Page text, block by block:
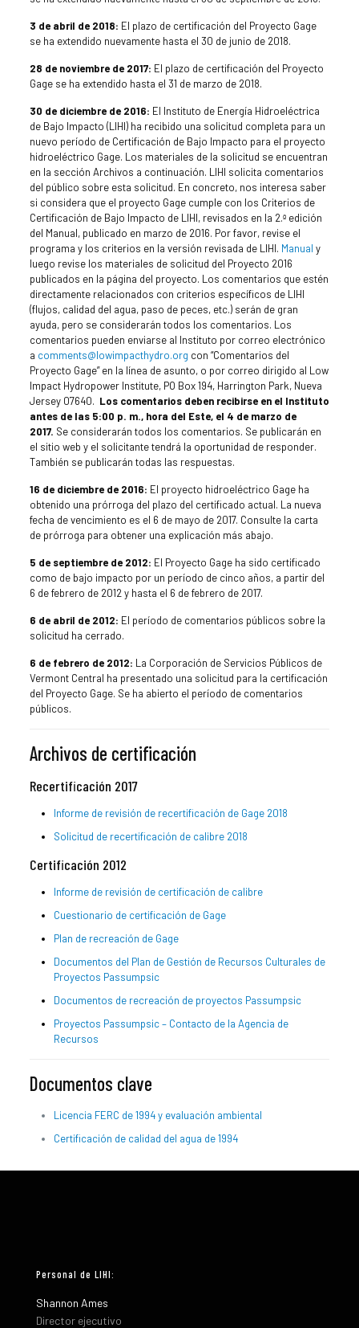
3 de abril de 2018: El plazo de certificación del Proyecto Gage
se ha extendido nuevamente hasta el 30 de junio de 2018.
28 de noviembre de 2017: El plazo de certificación del Proyecto
Gage se ha extendido hasta el 31 de marzo de 2018.
30 de diciembre de 2016: El Instituto de Energía Hidroeléctrica
de Bajo Impacto (LIHI) ha recibido una solicitud completa para un
nuevo período de Certificación de Bajo Impacto para el proyecto
hidroeléctrico Gage. Los materiales de la solicitud se encuentran
en la sección Archivos a continuación. LIHI solicita comentarios
del público sobre esta solicitud. En concreto, nos interesa saber
si considera que el proyecto Gage cumple con los Criterios de
Certificación de Bajo Impacto de LIHI, revisados en la 2.ª edición
del Manual, publicado en marzo de 2016. Por favor, revise el
programa y los criterios en la versión revisada de LIHI. Manual y
luego revise los materiales de solicitud del Proyecto 2016
publicados en la página del proyecto. Los comentarios que estén
directamente relacionados con criterios específicos de LIHI
(flujos, calidad del agua, paso de peces, etc.) serán de gran
ayuda, pero se considerarán todos los comentarios. Los
comentarios pueden enviarse al Instituto por correo electrónico
a comments@lowimpacthydro.org con “Comentarios del
Proyecto Gage” en la línea de asunto, o por correo dirigido al Low
Impact Hydropower Institute, PO Box 194, Harrington Park, Nueva
Jersey 07640. Los comentarios deben recibirse en el Instituto
antes de las 5:00 p. m., hora del Este, el 4 de marzo de
2017. Se considerarán todos los comentarios. Se publicarán en
el sitio web y el solicitante tendrá la oportunidad de responder.
También se publicarán todas las respuestas.
16 de diciembre de 2016: El proyecto hidroeléctrico Gage ha
obtenido una prórroga del plazo del certificado actual. La nueva
fecha de vencimiento es el 6 de mayo de 2017. Consulte la carta
de prórroga para obtener una explicación más abajo.
5 de septiembre de 2012: El Proyecto Gage ha sido certificado
como de bajo impacto por un período de cinco años, a partir del
6 de febrero de 2012 y hasta el 6 de febrero de 2017.
6 de abril de 2012: El período de comentarios públicos sobre la
solicitud ha cerrado.
6 de febrero de 2012: La Corporación de Servicios Públicos de
Vermont Central ha presentado una solicitud para la certificación
del Proyecto Gage. Se ha abierto el período de comentarios
públicos.
Archivos de certificación
Recertificación 2017
Informe de revisión de recertificación de Gage 2018
Solicitud de recertificación de calibre 2018
Certificación 2012
Informe de revisión de certificación de calibre
Cuestionario de certificación de Gage
Plan de recreación de Gage
Documentos del Plan de Gestión de Recursos Culturales de
Proyectos Passumpsic
Documentos de recreación de proyectos Passumpsic
Proyectos Passumpsic – Contacto de la Agencia de
Recursos
Documentos clave
Licencia FERC de 1994 y evaluación ambiental
Certificación de calidad del agua de 1994
Personal de LIHI:
Shannon Ames
Director ejecutivo